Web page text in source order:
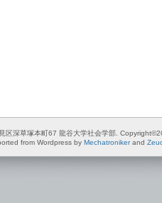
区深草塚本町67 龍谷大学社会学部.
from Wordpress by Mechatronikerand